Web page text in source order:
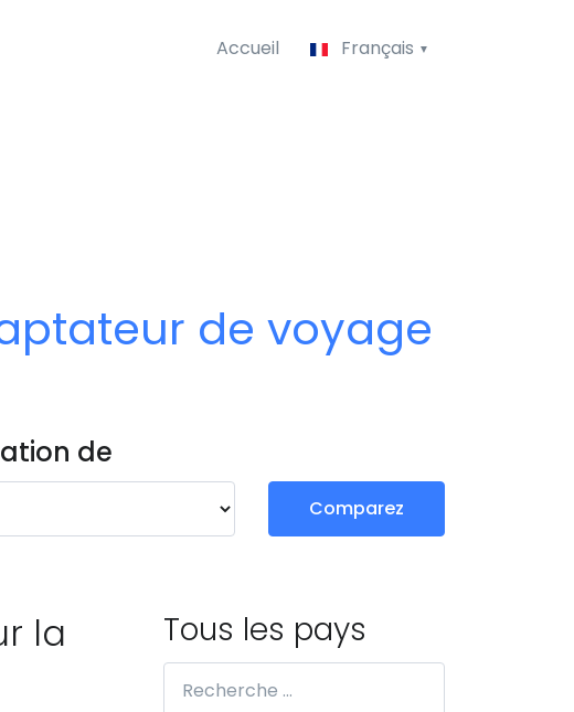
Accueil Français
de voyage
de
Comparez
la
Tous les pays